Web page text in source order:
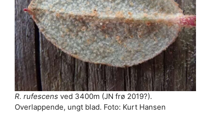
R. rufescens ved 3400m (JN frø 2019?).
Overlappende, ungt blad. Foto: Kurt Hansen